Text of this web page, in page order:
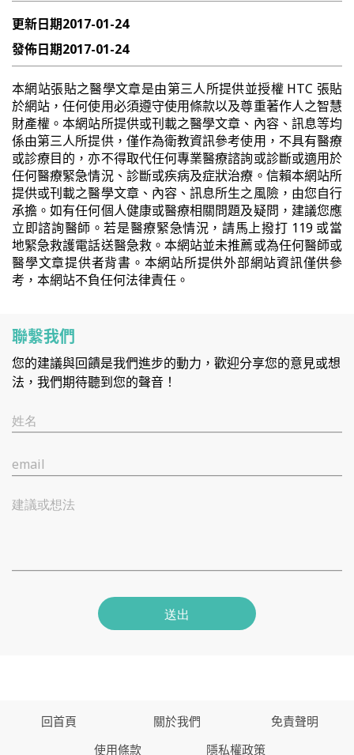
更新日期2017-01-24
發佈日期2017-01-24
本網站張貼之醫學文章是由第三人所提供並授權 HTC 張貼
於網站，任何使用必須遵守使用條款以及尊重著作人之智慧
財產權。本網站所提供或刊載之醫學文章、內容、訊息等均
係由第三人所提供，僅作為衛教資訊參考使用，不具有醫療
或診療目的，亦不得取代任何專業醫療諮詢或診斷或適用於
任何醫療緊急情況、診斷或疾病及症狀治療。信賴本網站所
提供或刊載之醫學文章、內容、訊息所生之風險，由您自行
承擔。如有任何個人健康或醫療相關問題及疑問，建議您應
立即諮詢醫師。若是醫療緊急情況，請馬上撥打 119 或當
地緊急救護電話送醫急救。本網站並未推薦或為任何醫師或
醫學文章提供者背書。本網站所提供外部網站資訊僅供參
考，本網站不負任何法律責任。
聯繫我們
您的建議與回饋是我們進步的動力，歡迎分享您的意見或想
法，我們期待聽到您的聲音！
姓名
email
建議或想法
送出
回首頁 關於我們
免責聲明
使用條款
隱私權政策